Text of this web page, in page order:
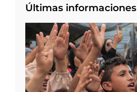
Últimas informaciones